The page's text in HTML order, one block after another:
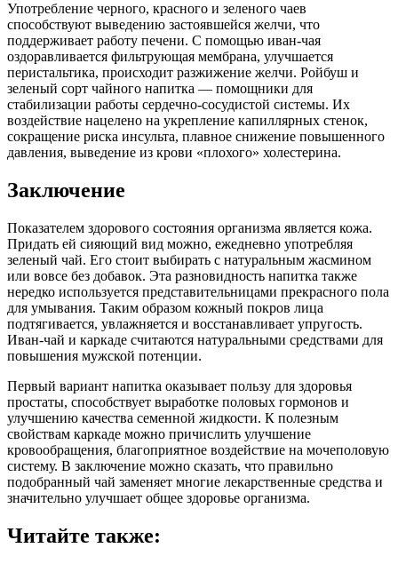
Употребление черного, красного и зеленого чаев
способствуют выведению застоявшейся желчи, что
поддерживает работу печени. С помощью иван-чая
оздоравливается фильтрующая мембрана, улучшается
перистальтика, происходит разжижение желчи. Ройбуш и
зеленый сорт чайного напитка — помощники для
стабилизации работы сердечно-сосудистой системы. Их
воздействие нацелено на укрепление капиллярных стенок,
сокращение риска инсульта, плавное снижение повышенного
давления, выведение из крови «плохого» холестерина.
Заключение
Показателем здорового состояния организма является кожа.
Придать ей сияющий вид можно, ежедневно употребляя
зеленый чай. Его стоит выбирать с натуральным жасмином
или вовсе без добавок. Эта разновидность напитка также
нередко используется представительницами прекрасного пола
для умывания. Таким образом кожный покров лица
подтягивается, увлажняется и восстанавливает упругость.
Иван-чай и каркаде считаются натуральными средствами для
повышения мужской потенции.
Первый вариант напитка оказывает пользу для здоровья
простаты, способствует выработке половых гормонов и
улучшению качества семенной жидкости. К полезным
свойствам каркаде можно причислить улучшение
кровообращения, благоприятное воздействие на мочеполовую
систему. В заключение можно сказать, что правильно
подобранный чай заменяет многие лекарственные средства и
значительно улучшает общее здоровье организма.
Читайте также: